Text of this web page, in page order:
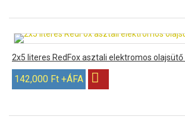
2x5 literes RedFox asztali elektromos
142,000 Ft +ÁFA